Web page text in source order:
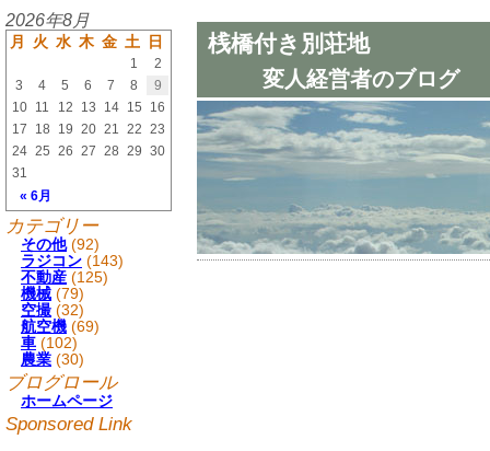
桟橋付き別荘地
変人経営者のブログ
2026年8月
月 火 水 木 金 土 日
« 6月
1
2
3
4 5 6 7 8
9
10
11 12 13 14 15
16
17
18 19 20 21 22 23
24 25 26 27 28 29 30
31
カテゴリー
その他(92)
ラジコン (143)
不動産 (125)
機械 (79)
空撮 (32)
航空機 (69)
車 (102)
農業 (30)
ブログロール
ホームページ
Sponsored Link